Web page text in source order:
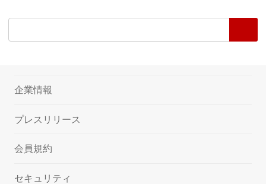
企業情報
プレスリリース
会員規約
セキュリティ